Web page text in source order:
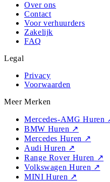
Over ons
Contact
Voor verhuurders
Zakelijk
FAQ
Legal
Privacy
Voorwaarden
Meer Merken
Mercedes-AMG Huren
BMW Huren ↗
Mercedes Huren ↗
Audi Huren ↗
Range Rover Huren ↗
Volkswagen Huren ↗
MINI Huren ↗